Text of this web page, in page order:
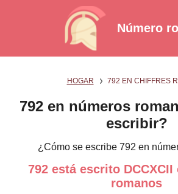
Número
HOGAR 792 EN CHIFFRES
792 en números
escribir?
¿Cómo se escribe 792 en
792 está escrito
romanos